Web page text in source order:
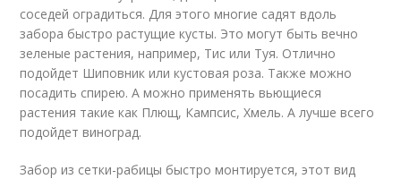
соседей оградиться. Для этого многие садят вдоль
забора быстро растущие кусты. Это могут быть вечно
зеленые растения, например, Тис или Туя. Отлично
подойдет Шиповник или кустовая роза. Также можно
посадить спирею. А можно применять вьющиеся
растения такие как Плющ, Кампсис, Хмель. А лучше всего
подойдет виноград.
Забор из сетки-рабицы быстро монтируется, этот вид